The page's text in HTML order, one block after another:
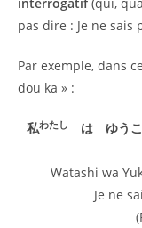
pas dire : Je ne sais
Par exemple, dans
dou ka » :
私わたし は ゆう
Watashi wa
Je ne